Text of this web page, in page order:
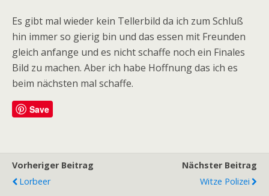
Es gibt mal wieder kein Tellerbild da ich zum Schluß
hin immer so gierig bin und das essen mit Freunden
gleich anfange und es nicht schaffe noch ein Finales
Bild zu machen. Aber ich habe Hoffnung das ich es
beim nächsten mal schaffe.
Save
Vorheriger Beitrag
Lorbeer
Nächster Beitrag
Witze Polizei